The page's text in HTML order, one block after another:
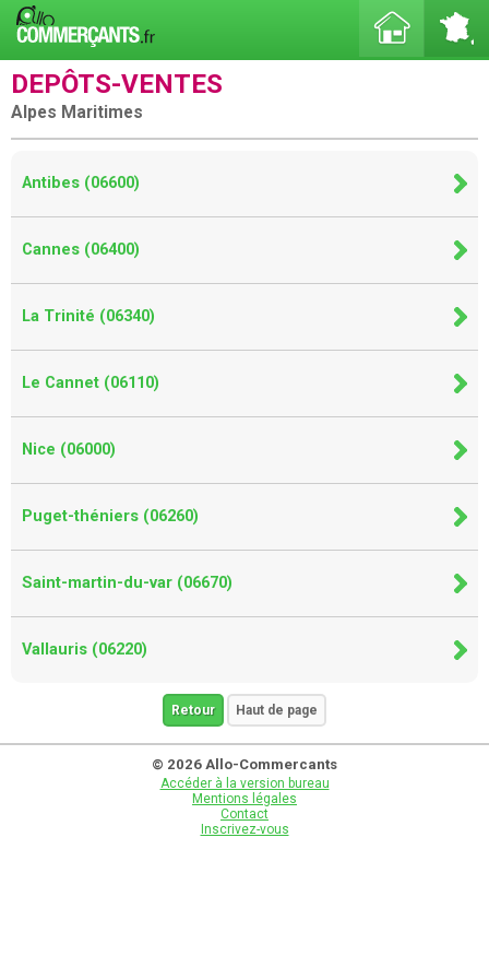
DEPÔTS-VENTES
Alpes Maritimes
Antibes (06600)
Cannes (06400)
La Trinité (06340)
Le Cannet (06110)
Nice (06000)
Puget-théniers (06260)
Saint-martin-du-var (06670)
Vallauris (06220)
Retour Haut de page
© 2026 Allo-Commercants
Accéder à la version bureau
Mentions légales
Contact
Inscrivez-vous